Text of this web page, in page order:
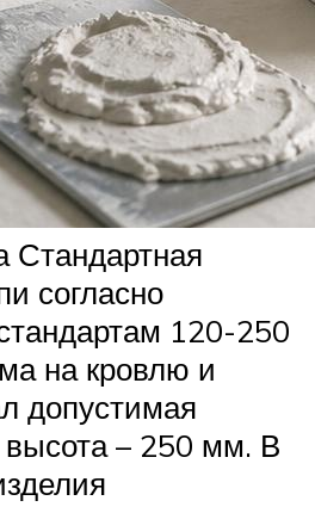
согласно
120-250
на кровлю и
допустимая
– 250 мм. В